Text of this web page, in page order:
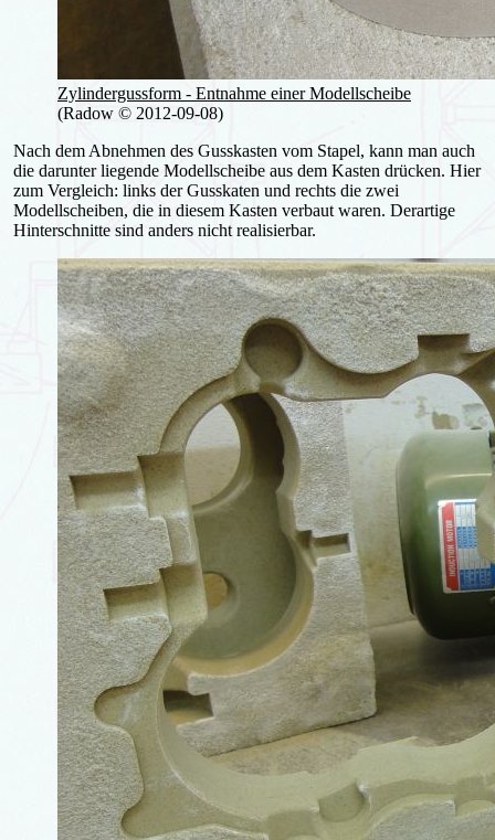
Zylindergussform - Entnahme einer Modellscheibe
(Radow © 2012-09-08)
Nach dem Abnehmen des Gusskasten vom Stapel, kann man auch
die darunter liegende Modellscheibe aus dem Kasten drücken. Hier
zum Vergleich: links der Gusskaten und rechts die zwei
Modellscheiben, die in diesem Kasten verbaut waren. Derartige
Hinterschnitte sind anders nicht realisierbar.